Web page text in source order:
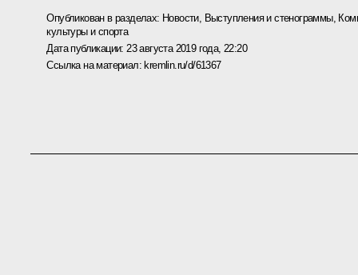
Опубликован в разделах: Новости, Выступления и стенограммы,
культуры и спорта
Дата публикации: 23 августа 2019 года, 22:20
Ссылка на материал: kremlin.ru/d/61367